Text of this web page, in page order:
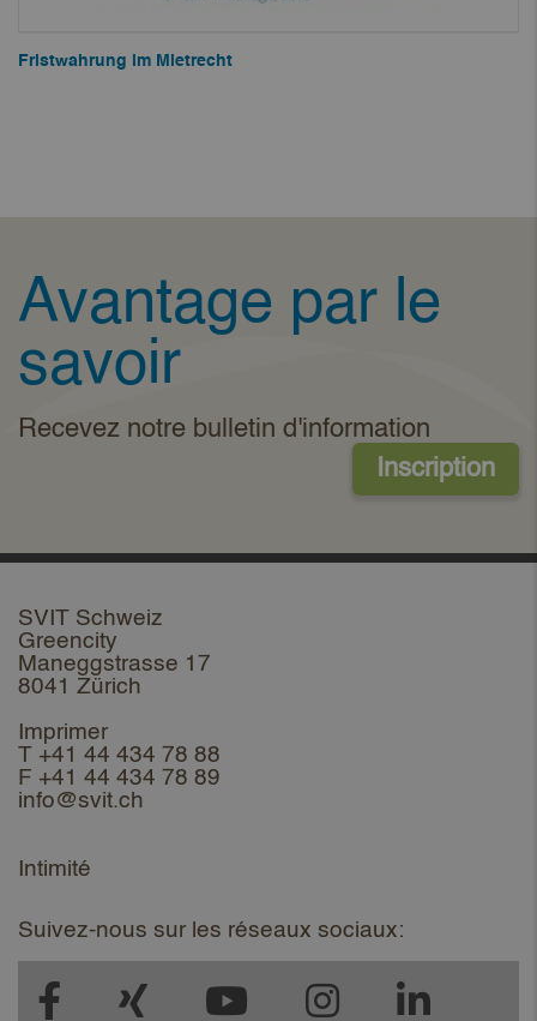
Fristwahrung im Mietrecht
Avantage par le
savoir
Recevez notre bulletin d'information
Inscription
SVIT Schweiz
Greencity
Maneggstrasse 17
8041 Zürich
Imprimer
T +41 44 434 78 88
F +41 44 434 78 89
info@svit.ch
Intimité
Suivez-nous sur les réseaux sociaux: